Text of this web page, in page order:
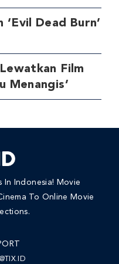
Dead Burn’
Film
Menangis’
In Indonesia! Movie
To Online Movie